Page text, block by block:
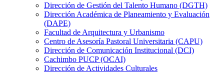
Dirección de Gestión del Talento Humano (DGTH)
Dirección Académica de Planeamiento y Evaluación
(DAPE)
Facultad de Arquitectura y Urbanismo
Centro de Asesoría Pastoral Universitaria (CAPU)
Dirección de Comunicación Institucional (DCI)
Cachimbo PUCP (OCAI)
Dirección de Actividades Culturales